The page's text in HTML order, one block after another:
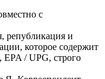
с
републикация и
которое содержит
/ UPG, строго